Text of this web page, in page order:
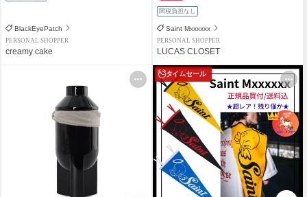
BlackEyePatch
PERSONAL SHOPPER
creamy cake
関税負担なし
Saint Mxxxxxx
PERSONAL SHOPPER
LUCAS CLOSET
タイムセール